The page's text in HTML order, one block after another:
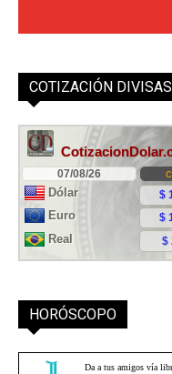
COTIZACIÓN DIVISAS
HORÓSCOPO